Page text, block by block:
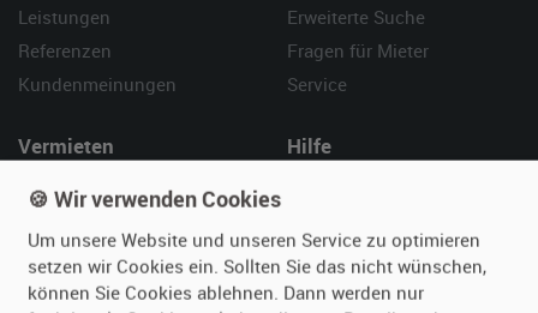
Leistungen
Referenzen
Kundenmeinungen
Erweiterte Suche
Fragen für Mieter
Service
Vermieten
Oldtimer anmelden
Fragen für Vermieter
Inserat verwalten
Hilfe
Kontakt
🍪 Wir verwenden Cookies
Um unsere Website und unseren Service zu optimieren
setzen wir Cookies ein. Sollten Sie das nicht wünschen,
können Sie Cookies ablehnen. Dann werden nur